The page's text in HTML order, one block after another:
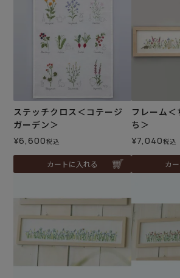
ステッチクロス＜コテージ
ガーデン＞
¥6,600税込
カートに入れる
フレーム
ち＞
¥7,040税込
カ